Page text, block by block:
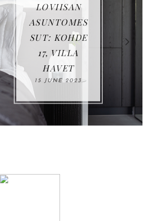
LOVIISAN
KOHDE
17, VILLA
HAVET
15 JUNE 2023